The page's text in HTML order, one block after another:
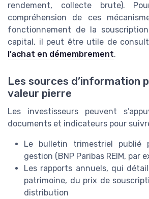
rendement, collecte brute).
compréhension de ces
fonctionnement de la
capital, il peut être utile de
l’achat en démembrement.
Les sources d’information
valeur pierre
Les investisseurs peuvent
documents et indicateurs pour
Le bulletin trimestriel publié
gestion (BNP Paribas REIM, par
Les rapports annuels, qui
patrimoine, du prix de
distribution